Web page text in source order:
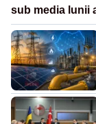
sub media lunii